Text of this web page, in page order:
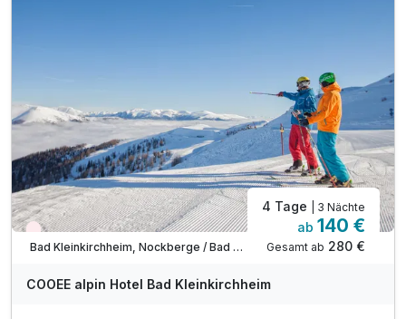
Wieder frei ab Dezember
Bad Kleinkirchheim, Nockberge / Bad Kleinkirchheim
4 Tage | 3 Nächte
ab 140 €
Gesamt ab 280 €
COOEE alpin Hotel Bad Kleinkirchheim